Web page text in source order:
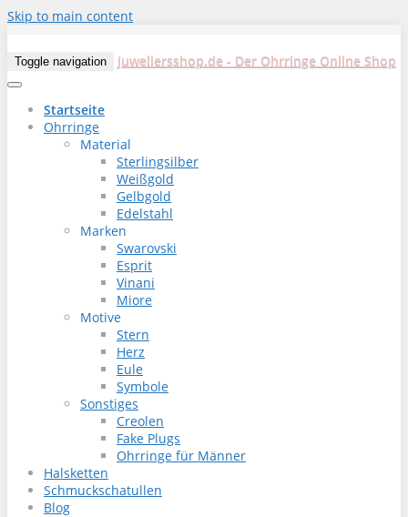
Skip to main content
Toggle navigation Juweliersshop.de - Der Ohrringe Online Shop
Startseite
Ohrringe
Material
Sterlingsilber
Weißgold
Gelbgold
Edelstahl
Marken
Swarovski
Esprit
Vinani
Miore
Motive
Stern
Herz
Eule
Symbole
Sonstiges
Creolen
Fake Plugs
Ohrringe für Männer
Halsketten
Schmuckschatullen
Blog